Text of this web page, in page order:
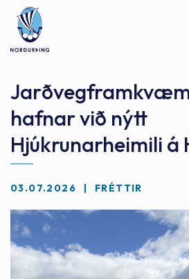
Leita
hafnar við nýtt
Hjúkrunarheimili á
03.07.2026 FRÉTTIR